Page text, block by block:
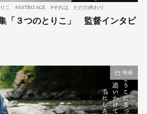
こ #ASTRO AGE #それは、ただの終わり
「３つのとりこ」 監督インタビ
映画